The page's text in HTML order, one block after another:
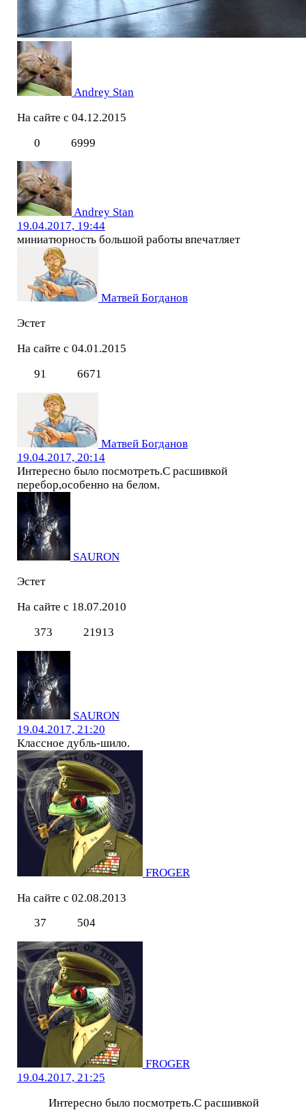
Andrey Stan
На сайте с 04.12.2015
0
6999
Andrey Stan
19.04.2017, 19:44
миниатюрность большой работы впечатляет
Матвей Богданов
Эстет
На сайте с 04.01.2015
91
6671
Матвей Богданов
19.04.2017, 20:14
Интересно было посмотреть.С расшивкой
перебор,особенно на белом.
SAURON
Эстет
На сайте с 18.07.2010
373
21913
SAURON
19.04.2017, 21:20
Классное дубль-шило.
FROGER
На сайте с 02.08.2013
37
504
FROGER
19.04.2017, 21:25
Интересно было посмотреть.С расшивкой